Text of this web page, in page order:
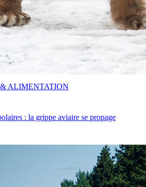
: la grippe aviaire se propage
ALIMENTATION